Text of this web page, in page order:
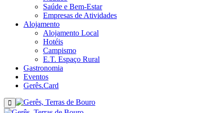
Saúde e Bem-Estar
Empresas de Atividades
Alojamento
Alojamento Local
Hotéis
Campismo
E.T. Espaço Rural
Gastronomia
Eventos
Gerês.Card